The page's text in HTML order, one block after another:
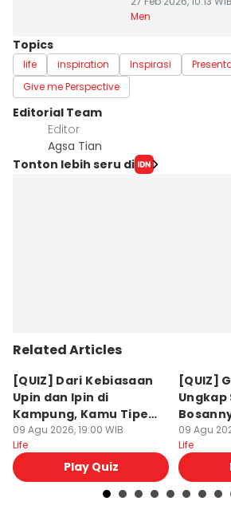
Men
Topics
life inspiration Inspirasi
Give me Perspective
Editorial Team
Editor
Agsa Tian
Tonton lebih seru di
Related Articles
[QUIZ] Dari Kebiasaan
Upin dan Ipin di
Kampung, Kamu Tipe
yang Pendendam atau
Pemurung?
09 Agu 2026, 19:00 WIB
Life
Play Quiz
[QUIZ]
Hidup
09 Agu
Life